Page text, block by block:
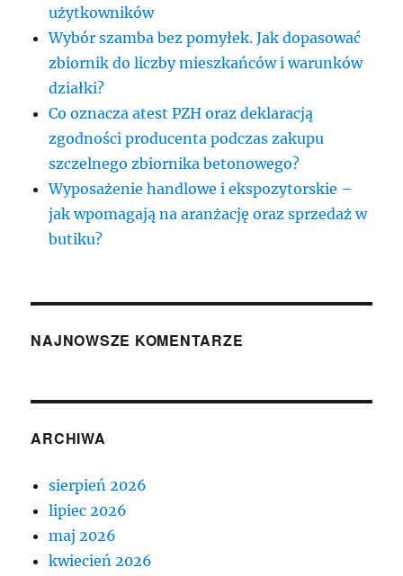
użytkowników
Wybór szamba bez pomyłek. Jak dopasować
zbiornik do liczby mieszkańców i warunków
działki?
Co oznacza atest PZH oraz deklaracją
zgodności producenta podczas zakupu
szczelnego zbiornika betonowego?
Wyposażenie handlowe i ekspozytorskie –
jak wpomagają na aranżację oraz sprzedaż w
butiku?
NAJNOWSZE KOMENTARZE
ARCHIWA
sierpień 2026
lipiec 2026
maj 2026
kwiecień 2026